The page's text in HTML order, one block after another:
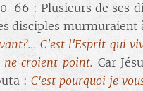
66 : Plusieurs de ses
disciples murmuraient
C'est l'Esprit qui
ne croient point. Car
: C'est pourquoi je